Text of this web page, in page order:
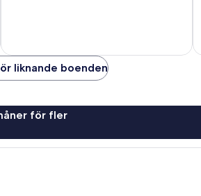
liknande boenden
för fler